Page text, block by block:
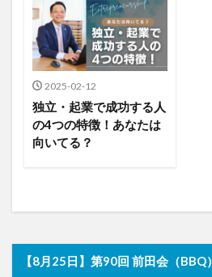
2025-02-12
独立・起業で成功する人
の4つの特徴！あなたは
向いてる？
【8月25日】第90回 前田会（BBQ）